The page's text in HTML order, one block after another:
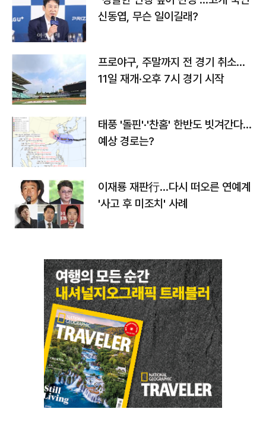
신동엽, 무슨 일이길래?
프로야구, 주말까지 전 경기 취소…
11일 재개·오후 7시 경기 시작
태풍 '돌핀'·'찬홈' 한반도 빗겨간다…
예상 경로는?
이재룡 재판行…다시 떠오른 연예계
'사고 후 미조치' 사례